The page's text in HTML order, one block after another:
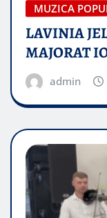
MUZICA
LAVINIA
MAJORAT
admin